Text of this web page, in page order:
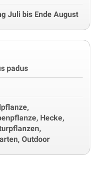
Juli bis Ende August
padus
Hecke,
Outdoor